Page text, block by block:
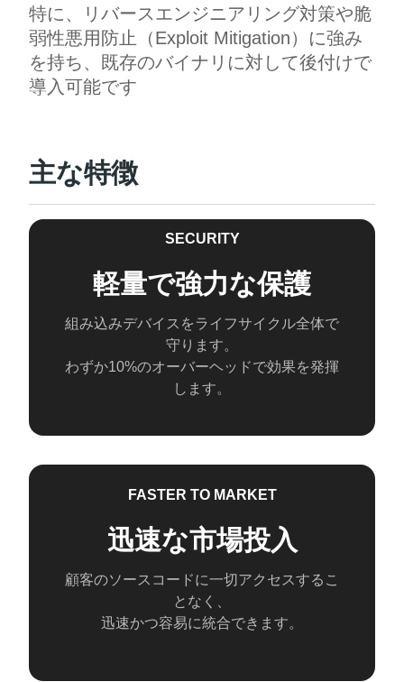
特に、リバースエンジニアリング対策や脆
弱性悪用防止（Exploit Mitigation）に強み
を持ち、既存のバイナリに対して後付けで
導入可能です
主な特徴
SECURITY
軽量で強力な保護
組み込みデバイスをライフサイクル全体で
守ります。
わずか10%のオーバーヘッドで効果を発揮
します。
FASTER TO MARKET
迅速な市場投入
顧客のソースコードに一切アクセスするこ
となく、
迅速かつ容易に統合できます。